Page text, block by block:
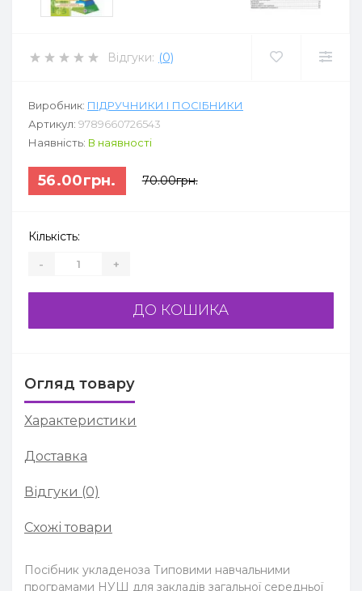
Відгуки: (0)
Виробник: ПІДРУЧНИКИ І ПОСІБНИКИ
Артикул: 9789660726543
Наявність: В наявності
56.00грн. 70.00грн.
Кількість:
- +
ДО КОШИКА
Огляд товару
Характеристики
Доставка
Відгуки (0)
Схожі товари
Посібник укладеноза Типовими навчальними
програмами НУШ для закладів загальної середньої